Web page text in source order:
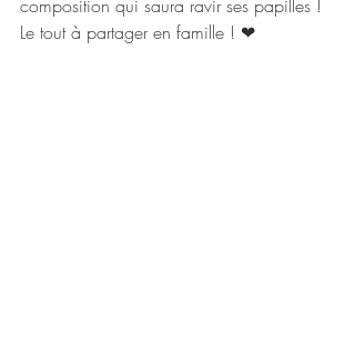
composition qui saura ravir ses papilles !
Le tout à partager en famille ! ❤